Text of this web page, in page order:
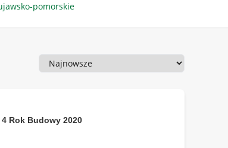
pomorskie
Sortowanie
Rok Budowy 2020